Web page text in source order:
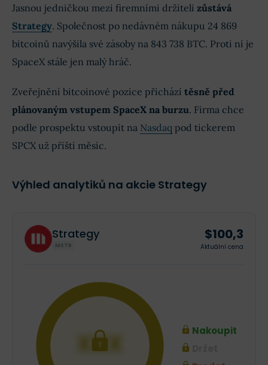
Jasnou jedničkou mezi firemními držiteli zůstává
Strategy. Společnost po nedávném nákupu 24 869
bitcoinů navýšila své zásoby na 843 738 BTC. Proti ní je
SpaceX stále jen malý hráč.
Zveřejnění bitcoinové pozice přichází těsně před
plánovaným vstupem SpaceX na burzu. Firma chce
podle prospektu vstoupit na Nasdaq pod tickerem
SPCX už příští měsíc.
Výhled analytiků na akcie Strategy
Strategy
MSTR
$100,3
Aktuální cena
XXX
Nakoupit